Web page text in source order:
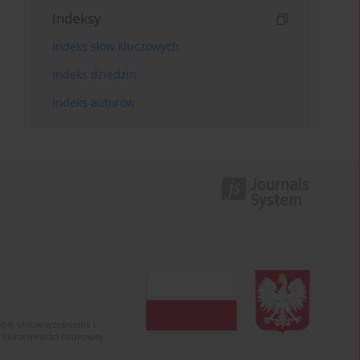
Indeksy
Indeks słów kluczowych
Indeks dziedzin
Indeks autorów